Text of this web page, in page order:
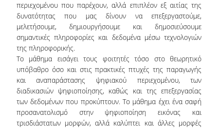
ΔΙΔΑΚΤΡΑ/ΥΠΟΤΡΟΦΙΕΣ
ΑΙΤΗΣΕΙΣ
ΣΠΟΥΔΕΣ
ΔΙΑΡΘΡΩΣΗ
ΜΑΘΗΜΑΤΑ
ΔΙΠΛΩΜΑΤΙΚΗ ΕΡΓΑΣΙΑ
περιεχομένου που παρέχουν, αλλά επιπλέον εξ αιτίας της
δυνατότητας που μας δίνουν να επεξεργαστούμε,
μελετήσουμε, δημιουργήσουμε και δημοσιεύσουμε
σημαντικές πληροφορίες και δεδομένα μέσω τεχνολογιών
της πληροφορικής.
Το μάθημα εισάγει τους φοιτητές τόσο στο θεωρητικό
υπόβαθρο όσο και στις πρακτικές πτυχές της παραγωγής
και αναπαράστασης ψηφιακού περιεχομένου, των
διαδικασιών ψηφιοποίησης, καθώς και της επεξεργασίας
των δεδομένων που προκύπτουν. Το μάθημα έχει ένα σαφή
προσανατολισμό στην ψηφιοποίηση εικόνας και
τρισδιάστατων μορφών, αλλά καλύπτει και άλλες μορφές